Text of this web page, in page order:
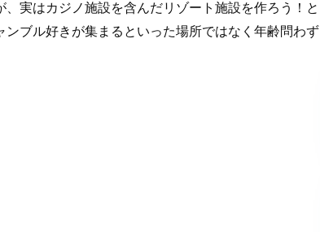
実はカジノ施設を含んだリゾート施設を作ろう！と
ブル好きが集まるといった場所ではなく年齢問わず